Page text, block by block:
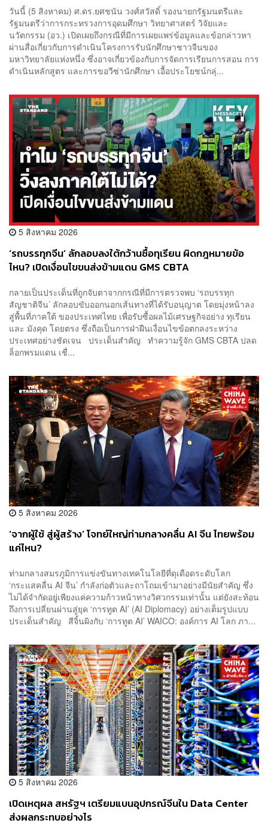
วันนี้ (5 สิงหาคม) ศ.ดร.ยศชนัน วงศ์สวัสดิ์ รองนายกรัฐมนตรีและ
รัฐมนตรีว่าการกระทรวงการอุดมศึกษา วิทยาศาสตร์ วิจัยและ
นวัตกรรม (อว.) เปิดเผยถึงกรณีที่มีการเผยแพร่ข้อมูลและข้อกล่าวหา
ผ่านสื่อเกี่ยวกับการดำเนินโครงการรับนักศึกษาชาวจีนของ
มหาวิทยาลัยแห่งหนึ่ง ซึ่งอาจเกี่ยวข้องกับการจัดการเรียนการสอน การ
ดำเนินหลักสูตร และการขอวีซ่านักศึกษา เอื้อประโยชน์กลุ่...
5 สิงหาคม 2026
‘รถบรรทุกจีน’ ลักลอบลงใต้กว้านซื้อทุเรียน ผิดกฎหมายข้อ
ไหน? เปิดเงื่อนไขขนส่งข้ามแดน GMS CBTA
กลายเป็นประเด็นที่ถูกจับตาจากกรณีที่มีการตรวจพบ ‘รถบรรทุก
สัญชาติจีน’ ลักลอบขับออกนอกเส้นทางที่ได้รับอนุญาต โดยมุ่งหน้าลง
สู่พื้นที่ภาคใต้ ของประเทศไทย เพื่อรับซื้อผลไม้เศรษฐกิจอย่าง ทุเรียน
และ มังคุด โดยตรง ซึ่งถือเป็นการฝ่าฝืนเงื่อนไขข้อตกลงระหว่าง
ประเทศอย่างชัดเจน ประเด็นสำคัญ ทำความรู้จัก GMS CBTA ปลด
ล็อกพรมแดน เชื่...
5 สิงหาคม 2026
‘จากผู้ใช้ สู่ผู้สร้าง’ โจทย์ใหญ่ท่ามกลางคลื่น AI จีน ไทยพร้อม
แค่ไหน?
ท่ามกลางสมรภูมิการแข่งขันทางเทคโนโลยีที่ดุเดือดระดับโลก
‘กระแสคลื่น AI จีน’ กำลังก่อตัวและถาโถมเข้ามาอย่างมีนัยสำคัญ ซึ่ง
ไม่ได้จำกัดอยู่เพียงแค่ความก้าวหน้าทางวิศวกรรมเท่านั้น แต่ยังสะท้อน
ถึงการเปลี่ยนผ่านสู่ยุค ‘การทูต AI’ (AI Diplomacy) อย่างเต็มรูปแบบ
ประเด็นสำคัญ สีจิ้นผิงกับ ‘การทูต AI’ WAICO: องค์การ AI โลก ภา...
5 สิงหาคม 2026
เปิดเหตุผล สหรัฐฯ เตรียมแบนอุปกรณ์จีนใน Data Center
ส่งผลกระทบอย่างไร